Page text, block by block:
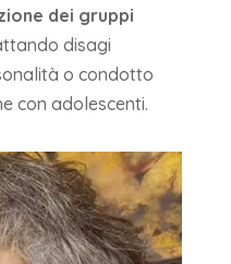
dei gruppi
disagi
o condotto
con adolescenti.